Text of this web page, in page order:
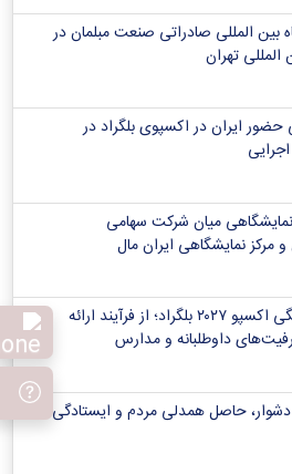
بین المللی صادراتی صنعت مبلمان در
تهران
ایران در اکسپوی بلگراد در
میان شرکت سهامی
و مرکز نمایشگاهی ایران‌ مال
برگزاری نشست آنلاین هماهنگی اکسپو ۲۰۲۷ بلگراد؛ از فرآیند ارائه
داوطلبانه و مدارس
حاصل همدلی مردم و ایستادگی